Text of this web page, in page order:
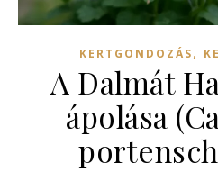
KERTGONDOZÁS,
A Dalmát
ápolása